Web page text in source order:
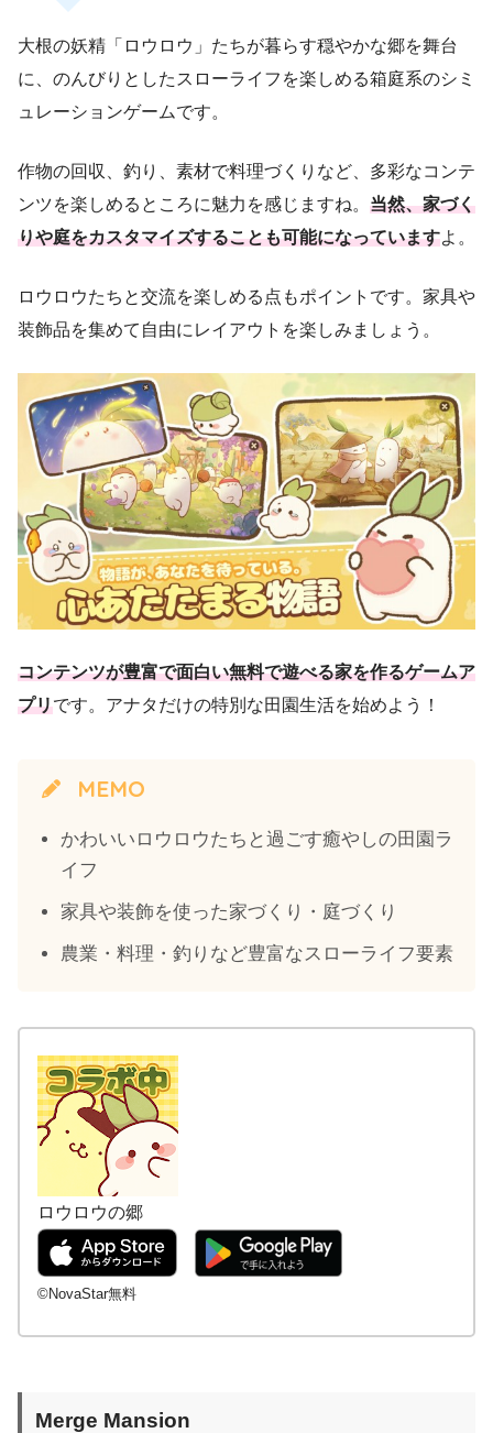
大根の妖精「ロウロウ」たちが暮らす穏やかな郷を舞台
に、のんびりとしたスローライフを楽しめる箱庭系のシミ
ュレーションゲームです。
作物の回収、釣り、素材で料理づくりなど、多彩なコンテ
ンツを楽しめるところに魅力を感じますね。 当然、家づく
りや庭をカスタマイズすることも可能になっていますよ。
ロウロウたちと交流を楽しめる点もポイントです。家具や
装飾品を集めて自由にレイアウトを楽しみましょう。
コンテンツが豊富で面白い無料で遊べる家を作るゲームア
プリです。アナタだけの特別な田園生活を始めよう！
MEMO
かわいいロウロウたちと過ごす癒やしの田園ラ
イフ
家具や装飾を使った家づくり・庭づくり
農業・料理・釣りなど豊富なスローライフ要素
ロウロウの郷
©NovaStar無料
Merge Mansion